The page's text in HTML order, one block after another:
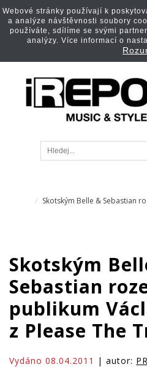
Skotským Belle & Sebastian
Skotským
Sebastian
publikum
z Please The
Vydáno 08.04.2011 | autor: PR
Webové stránky používají k
a analýze návštěvnosti soubory
používáte, sdílíme se svými
analýzy. Více informací o